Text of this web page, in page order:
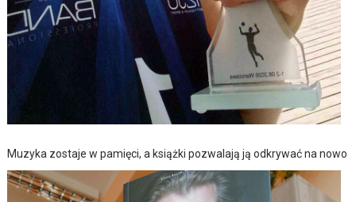
Muzyka zostaje w pamięci, a książki pozwalają ją odkrywać na nowo